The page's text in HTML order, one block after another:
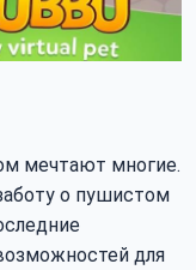
мечтают многие.
о пушистом
для